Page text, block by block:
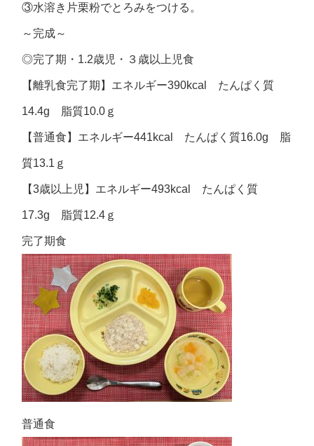
③水溶き片栗粉でとろみをつける。
～完成～
◎完了期・1.2歳児・３歳以上児食
【離乳食完了期】エネルギー390kcal たんぱく質
14.4g 脂質10.0ｇ
【普通食】エネルギー441kcal たんぱく質16.0g 脂
質13.1ｇ
【3歳以上児】エネルギー493kcal たんぱく質
17.3g 脂質12.4ｇ
完了期食
普通食